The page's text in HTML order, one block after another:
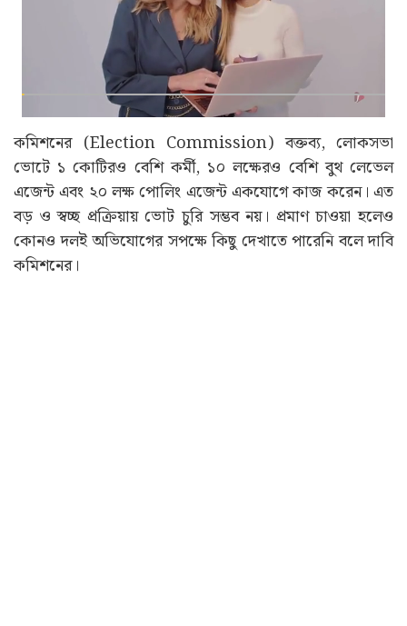
কমিশনের (Election Commission) বক্তব্য, লোকসভা
ভোটে ১ কোটিরও বেশি কর্মী, ১০ লক্ষেরও বেশি বুথ লেভেল
এজেন্ট এবং ২০ লক্ষ পোলিং এজেন্ট একযোগে কাজ করেন। এত
বড় ও স্বচ্ছ প্রক্রিয়ায় ভোট চুরি সম্ভব নয়। প্রমাণ চাওয়া হলেও
কোনও দলই অভিযোগের সপক্ষে কিছু দেখাতে পারেনি বলে দাবি
কমিশনের।